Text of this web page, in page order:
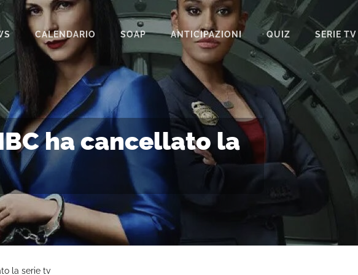
CALENDARIO SOAP
BEAUTIFUL
IL PARADISO DELLE SIGNORE
LA PROMESSA
SEGRETI DI FAMIGLIA
TEMPESTA D’AMORE
UN POSTO AL SOLE
ANTICIPAZIONI QUIZ SERIE TV
ha cancellato la
la serie tv